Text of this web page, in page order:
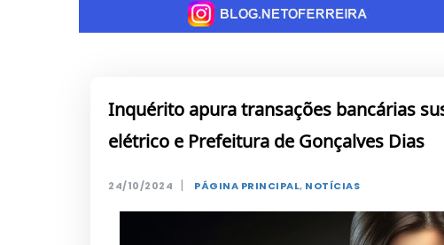
Inquérito apura transações bancárias
elétrico e Prefeitura de Gonçalves Dias
24/10/2024 | PÁGINA PRINCIPAL, NOTÍCIAS